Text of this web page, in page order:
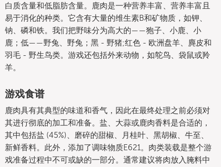
白质含量和低脂肪含量。鹿肉是一种营养丰富、营养丰富且
易于消化的种类。它含有大量的维生素B和矿物质，如钾、
钠、磷和铁。我们把野味分为高大的——狍子、小鹿、小
鹿；低——野兔、野兔；黑 - 野猪;红色 - 欧洲盘羊、麂皮和
羽毛 - 野生鸟类。游戏还包括外来动物，如鸵鸟、袋鼠或羚
羊。
游戏食谱
鹿肉具有其典型的味道和香气，因此在最终处理之前必须对
其进行彻底的加工和准备。盐、大蒜或鹿肉香料是合适的，
其中包括盐 (45%)、磨碎的甜椒、月桂叶、黑胡椒、牛至、
新鲜香料。此外，添加了调味物质E621。肉类装载是整个游
戏准备过程中不可或缺的一部分。通常建议将肉放入腌料中